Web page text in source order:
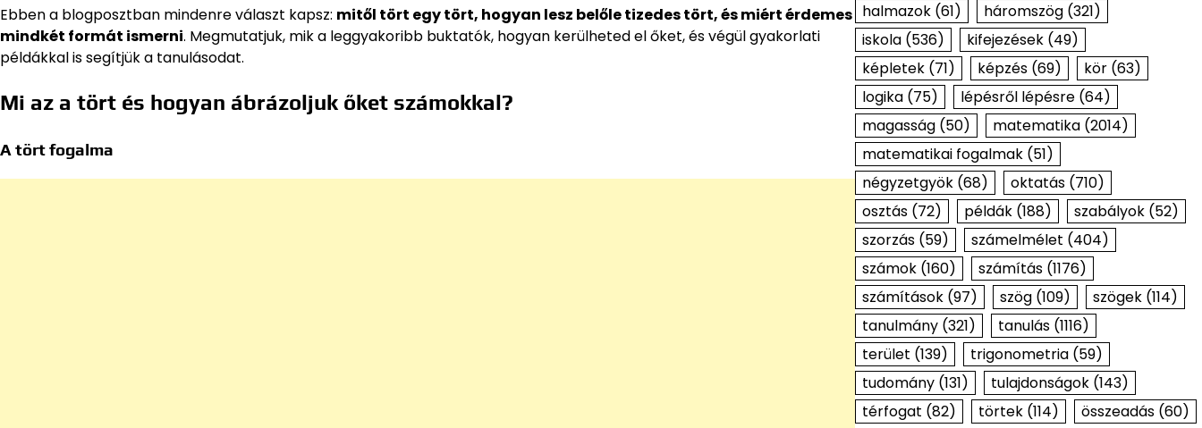
Ebben a blogposztban mindenre választ kapsz: mitől tört egy tört, hogyan lesz belőle tizedes tört, és miért érdemes
mindkét formát ismerni. Megmutatjuk, mik a leggyakoribb buktatók, hogyan kerülheted el őket, és végül gyakorlati
példákkal is segítjük a tanulásodat.
Mi az a tört és hogyan ábrázoljuk őket számokkal?
A tört fogalma
halmazok(61) háromszög(321)
iskola(536) kifejezések(49)
képletek(71) képzés(69) kör(63)
logika(75) lépésről lépésre(64)
magasság(50) matematika(2014)
matematikai fogalmak(51)
négyzetgyök(68) oktatás(710)
osztás(72) példák(188) szabályok(52)
szorzás(59) számelmélet (404)
számok(160) számítás(1176)
számítások(97) szög(109) szögek(114)
tanulmány(321) tanulás(1116)
terület (139) trigonometria(59)
tudomány(131) tulajdonságok(143)
térfogat (82) törtek(114) összeadás(60)